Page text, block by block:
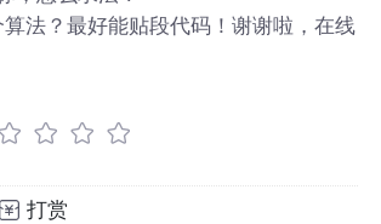
法？最好能贴段代码！谢谢啦，在线
打赏